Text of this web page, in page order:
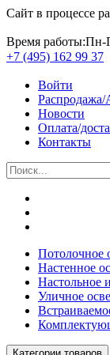
Сайт в процессе
Время работы:Пн-
+7 (495) 162 99 37
Войти
Новости
Оплата/
Контакты
Потолочное
Настенное
Настольное
Уличное